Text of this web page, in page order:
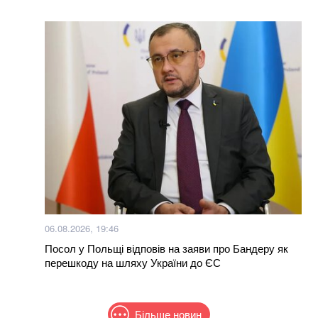
06.08.2026, 19:46
Посол у Польщі відповів на заяви про Бандеру як
перешкоду на шляху України до ЄС
Більше новин